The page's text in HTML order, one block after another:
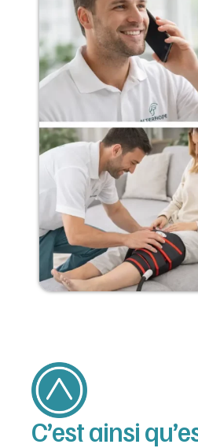
C’est ainsi